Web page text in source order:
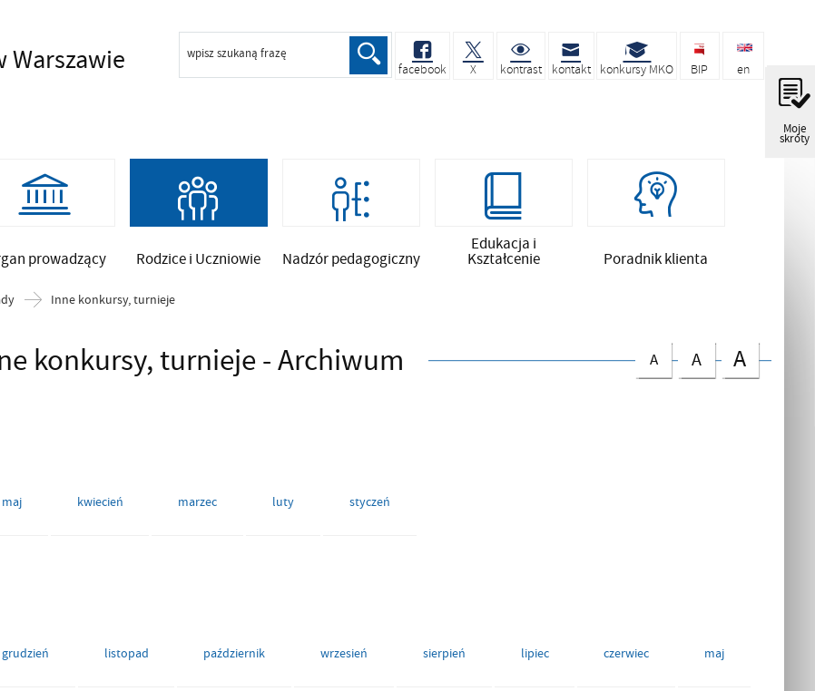
Moje
skróty
Warszawie wpisz szukaną frazę
facebook X kontrast kontakt konkursy MKO BIP en
prowadzący Rodzice i Uczniowie Nadzór pedagogiczny
Edukacja i
Kształcenie Poradnik klienta
Inne konkursy, turnieje
konkursy, turnieje - Archiwum A A A
maj kwiecień marzec luty styczeń
grudzień listopad październik wrzesień sierpień lipiec czerwiec maj